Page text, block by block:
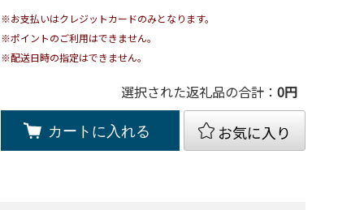
※お支払いはクレジットカードのみとなります。
※ポイントのご利用はできません。
※配送日時の指定はできません。
選択された返礼品の合計： 0円
カートに入れる お気に入り